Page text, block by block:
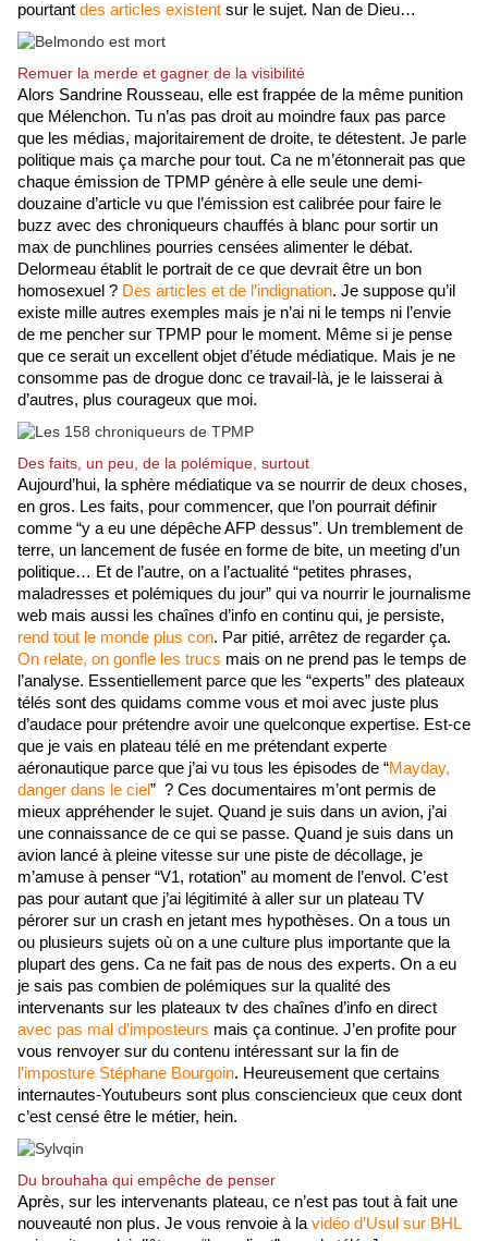
pourtant des articles existent sur le sujet. Nan de Dieu…
Remuer la merde et gagner de la visibilité
Alors Sandrine Rousseau, elle est frappée de la même punition
que Mélenchon. Tu n’as pas droit au moindre faux pas parce
que les médias, majoritairement de droite, te détestent. Je parle
politique mais ça marche pour tout. Ca ne m’étonnerait pas que
chaque émission de TPMP génère à elle seule une demi-
douzaine d’article vu que l’émission est calibrée pour faire le
buzz avec des chroniqueurs chauffés à blanc pour sortir un
max de punchlines pourries censées alimenter le débat.
Delormeau établit le portrait de ce que devrait être un bon
homosexuel ? Des articles et de l’indignation. Je suppose qu’il
existe mille autres exemples mais je n’ai ni le temps ni l’envie
de me pencher sur TPMP pour le moment. Même si je pense
que ce serait un excellent objet d’étude médiatique. Mais je ne
consomme pas de drogue donc ce travail-là, je le laisserai à
d’autres, plus courageux que moi.
Des faits, un peu, de la polémique, surtout
Aujourd’hui, la sphère médiatique va se nourrir de deux choses,
en gros. Les faits, pour commencer, que l’on pourrait définir
comme “y a eu une dépêche AFP dessus”. Un tremblement de
terre, un lancement de fusée en forme de bite, un meeting d’un
politique… Et de l’autre, on a l’actualité “petites phrases,
maladresses et polémiques du jour” qui va nourrir le journalisme
rend tout le monde plus con
On relate, on gonfle les trucs mais on ne prend pas le temps de
l’analyse. Essentiellement parce que les “experts” des plateaux
télés sont des quidams comme vous et moi avec juste plus
d’audace pour prétendre avoir une quelconque expertise. Est-ce
que je vais en plateau télé en me prétendant experte
aéronautique parce que j’ai vu tous les épisodes de “Mayday,
danger dans le ciel”  ? Ces documentaires m’ont permis de
mieux appréhender le sujet. Quand je suis dans un avion, j’ai
une connaissance de ce qui se passe. Quand je suis dans un
avion lancé à pleine vitesse sur une piste de décollage, je
m’amuse à penser “V1, rotation” au moment de l’envol. C’est
pas pour autant que j’ai légitimité à aller sur un plateau TV
pérorer sur un crash en jetant mes hypothèses. On a tous un
ou plusieurs sujets où on a une culture plus importante que la
plupart des gens. Ca ne fait pas de nous des experts. On a eu
je sais pas combien de polémiques sur la qualité des
avec pas mal d’imposteurs mais ça continue. J’en profite pour
l’imposture Stéphane Bourgoin. Heureusement que certains
internautes-Youtubeurs sont plus consciencieux que ceux dont
c’est censé être le métier, hein.
Du brouhaha qui empêche de penser
Après, sur les intervenants plateau, ce n’est pas tout à fait une
nouveauté non plus. Je vous renvoie à la vidéo d’Usul sur BHL